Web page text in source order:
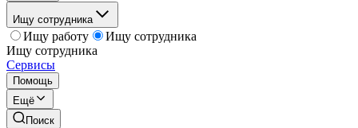
Ищу сотрудника
Ищу работу
Ищу сотрудника
Ищу сотрудника
Сервисы
Помощь
Ещё
Поиск